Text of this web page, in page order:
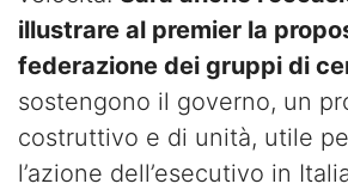
illustrare al premier la
federazione dei gruppi di
sostengono il governo, un
costruttivo e di unità, utile
l’azione dell’esecutivo in